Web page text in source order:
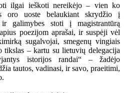
ilgai ieškoti nereikėjo – vien ko
oro uoste belaukiant skrydžio į
galimybes stoti į magistrantūrą
poezijom aprašai, ir suspėji vėl
sugalvojai, smegenų vingiais
tikslas – kartu su lietuvių delegacija
istorijos randai“ – žadėjo
tautos, vadinasi, ir savo, praeitimi,